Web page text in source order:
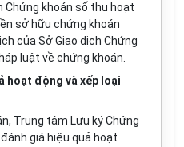
Chứng khoán số thu hoạt
sở hữu chứng khoán
của Sở Giao dịch Chứng
luật về chứng khoán.
hoạt động và xếp loại
Trung tâm Lưu ký Chứng
giá hiệu quả hoạt